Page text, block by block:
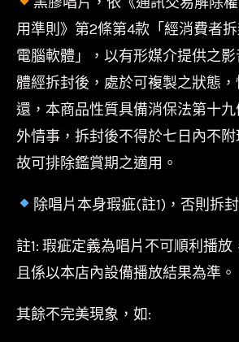
用準則》第2條第4款「經消費者
電腦軟體」，以有形媒介提供之
體經拆封後，處於可複製之狀態
還，本商品性質具備消保法第十九
外情事，拆封後不得於七日內不附
故可排除鑑賞期之適用。
除唱片本身瑕疵(註1)，否則拆
註1: 瑕疵定義為唱片不可順利播放
且係以本店內設備播放結果為準。
其餘不完美現象，如: